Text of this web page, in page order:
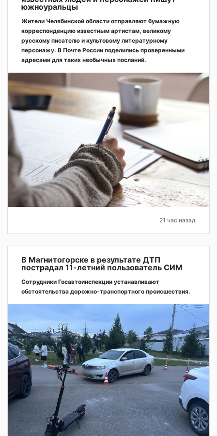
южноуральцы
Жители Челябинской области отправляют бумажную
корреспонденцию известным артистам, великому
русскому писателю и культовому литературному
персонажу. В Почте России поделились проверенными
адресами для таких необычных посланий.
21 час назад
В Магнитогорске в результате ДТП
пострадал 11-летний пользователь СИМ
Сотрудники Госавтоинспекции устанавливают
обстоятельства дорожно-транспортного происшествия.